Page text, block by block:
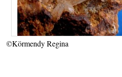
©Körmendy Regina